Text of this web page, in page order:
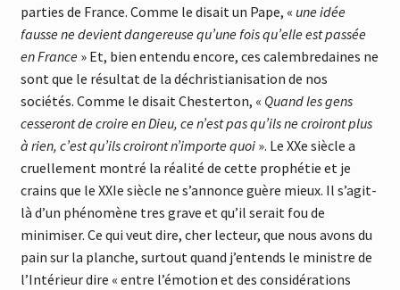
parties de France. Comme le disait un Pape, « une idée
fausse ne devient dangereuse qu’une fois qu’elle est passée
en France» Et, bien entendu encore, ces calembredaines ne
sont que le résultat de la déchristianisation de nos
sociétés. Comme le disait Chesterton, « Quand les gens
cesseront de croire en Dieu, ce n’est pas qu’ils ne croiront plus
à rien, c’est qu’ils croiront n’importe quoi». Le XXe siècle a
cruellement montré la réalité de cette prophétie et je
crains que le XXIe siècle ne s’annonce guère mieux. Il s’agit-
là d’un phénomène tres grave et qu’il serait fou de
minimiser. Ce qui veut dire, cher lecteur, que nous avons du
pain sur la planche, surtout quand j’entends le ministre de
l’Intérieur dire « entre l’émotion et des considérations